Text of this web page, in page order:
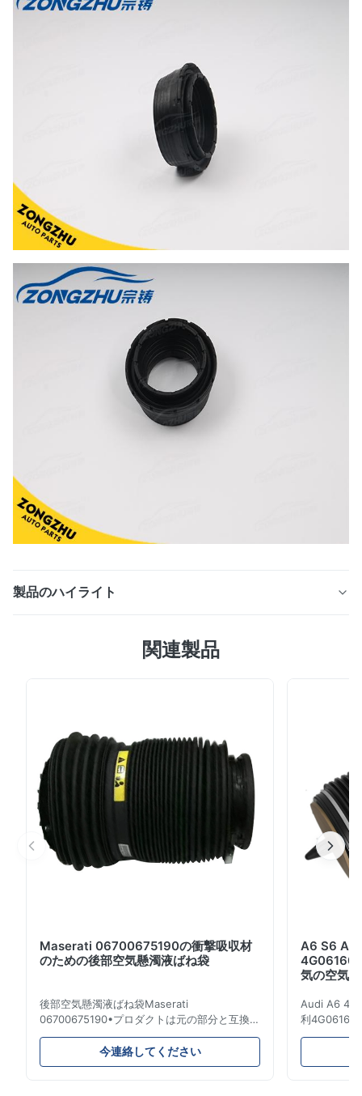
製品のハイライト
撃吸収材を修理するために使用される空気懸濁液のより低
A1663206866 適用: ベンツW166の前部より低いゴム製
アイソレーターのため。 位置: 前部Left&Right 材料: ゴム
製 保証: 12か月 MOQ: 10 PC サンプル: 利用できる 受渡
し時間: 3-5日 利点: 信頼できる質、競争価格 速い配達、
安全な支払モード 保証サービ...
関連製品
Maserati 06700675190の衝撃吸収材
のための後部空気懸濁液ばね袋
後部空気懸濁液ばね袋Maserati
06700675190•プロダクトは元の部分と互換性
がある100%です。 プロダクト: 空気ばね及び
エアー バッグ OEM NO: 06700675190 モデ
ルNO: 06700675190 位置: 後部 プロダクト状
今連絡してください
A6 S6 A7
気の空気
Audi A6 4G
利
のためのエ
のばね/エア